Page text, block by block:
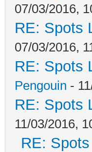
07/03/2016,
RE: Spots
07/03/2016,
RE: Spots
Pengouin -
RE: Spots
11/03/2016,
RE: